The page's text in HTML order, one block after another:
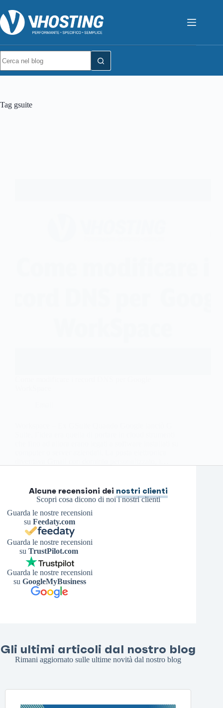
Tag gsuite
Alcune recensioni dei nostri clienti
Scopri cosa dicono di noi i nostri clienti
Guarda le nostre recensioni
suFeedaty.com
Guarda le nostre recensioni
su TrustPilot.com
Guarda le nostre recensioni
su GoogleMyBusiness
Gli ultimi articoli dal nostro blog
Rimani aggiornato sulle ultime novità dal nostro blog